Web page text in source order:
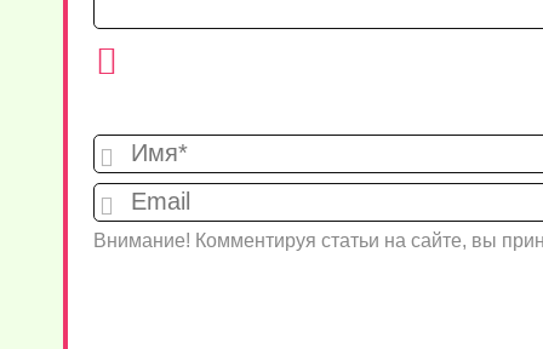
Внимание! Комментируя статьи на сайте, вы